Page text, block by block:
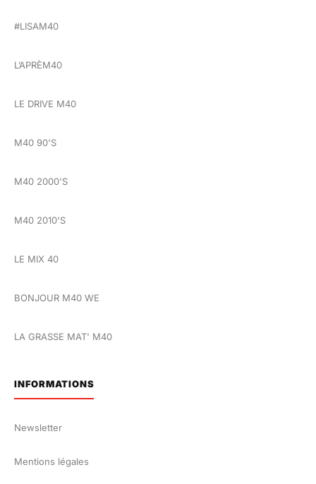
#LISAM40
L’APRÈM40
LE DRIVE M40
M40 90'S
M40 2000'S
M40 2010'S
LE MIX 40
BONJOUR M40 WE
LA GRASSE MAT' M40
INFORMATIONS
Newsletter
Mentions légales